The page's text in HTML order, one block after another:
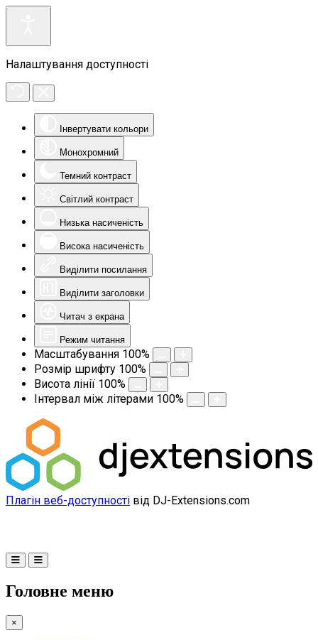
Налаштування доступності
Інвертувати кольори
Монохромний
Темний контраст
Світлий контраст
Низька насиченість
Висока насиченість
Виділити посилання
Виділити заголовки
Читач з екрана
Режим читання
Масштабування 100%
Розмір шрифту 100%
Висота лінії 100%
Інтервал між літерами 100%
Плагін веб-доступності від DJ-Extensions.com
Головне меню
×